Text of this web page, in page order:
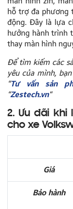
hỗ trợ đa phương
động. Đây là lựa
hưởng hành trình
thay màn hình
Để tìm kiếm các
yêu của mình,
“Tư vấn sản
“Zestech.vn“
2. Ưu đãi khi
cho xe
Giá
Bảo hành